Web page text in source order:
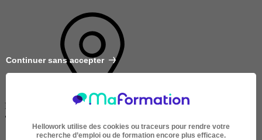
RUMILLY-EN-CAMBRÉSIS
•
Continuer sans accepter
Hellowork utilise des cookies ou traceurs pour rendre votre
recherche d’emploi ou de formation encore plus efficace.